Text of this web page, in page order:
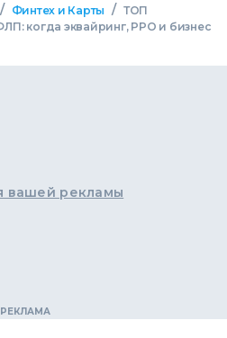
/ Финтех и Карты / ТОП
когда эквайринг, РРО и бизнес
вашей рекламы